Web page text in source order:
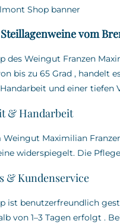
vom
des Weingut Franzen
bis zu 65 Grad , handelt
und einer tiefen
& Handarbeit
Weingut Maximilian
widerspiegelt. Die
& Kundenservice
ist benutzerfreundlich
von 1–3 Tagen erfolgt .